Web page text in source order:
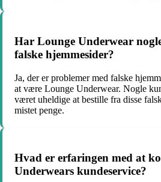
Har Lounge Underwear
falske hjemmesider?
Ja, der er problemer med falske
at være Lounge Underwear. Nogle
været uheldige at bestille fra disse
mistet penge.
Hvad er erfaringen med at
Underwears kundeservice?